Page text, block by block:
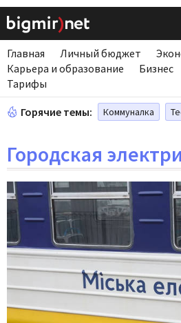
Главная Личный бюджет
Карьера и образование
Бизнес
Тарифы
Горячие темы: Коммуналка
Городская